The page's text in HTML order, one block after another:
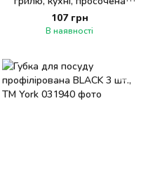
милом, 10 шт., ТМ York
107 грн
В наявності